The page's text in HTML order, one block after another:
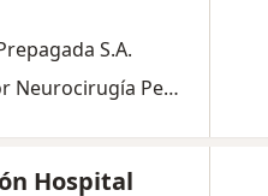
S.A.
Consulta de Primera Vez por Neurocirugía Pediátrica
Hospital